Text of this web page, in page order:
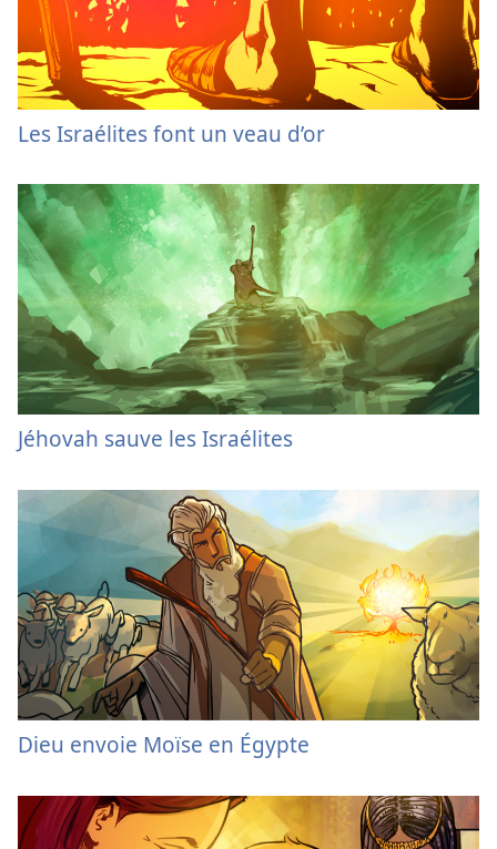
Les Israélites font un veau d’or
Jéhovah sauve les Israélites
Dieu envoie Moïse en Égypte